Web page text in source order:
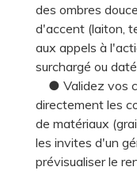
des ombres
d'accent (laiton,
aux appels à
surchargé ou
● Validez vos
directement les
de matériaux
les invites d'un
prévisualiser le